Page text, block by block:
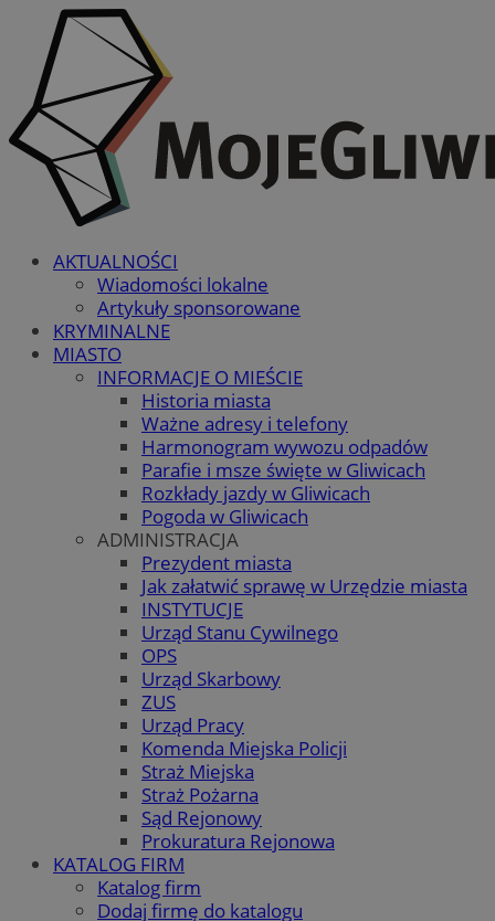
AKTUALNOŚCI
Wiadomości lokalne
Artykuły sponsorowane
KRYMINALNE
MIASTO
INFORMACJE O MIEŚCIE
Historia miasta
Ważne adresy i telefony
Harmonogram wywozu odpadów
Parafie i msze święte w Gliwicach
Rozkłady jazdy w Gliwicach
Pogoda w Gliwicach
ADMINISTRACJA
Prezydent miasta
Jak załatwić sprawę w Urzędzie miasta
INSTYTUCJE
Urząd Stanu Cywilnego
OPS
Urząd Skarbowy
ZUS
Urząd Pracy
Komenda Miejska Policji
Straż Miejska
Straż Pożarna
Sąd Rejonowy
Prokuratura Rejonowa
KATALOG FIRM
Katalog firm
Dodaj firmę do katalogu